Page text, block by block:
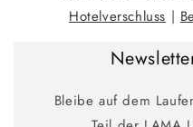
Hotelverschluss |
Bleibe auf dem